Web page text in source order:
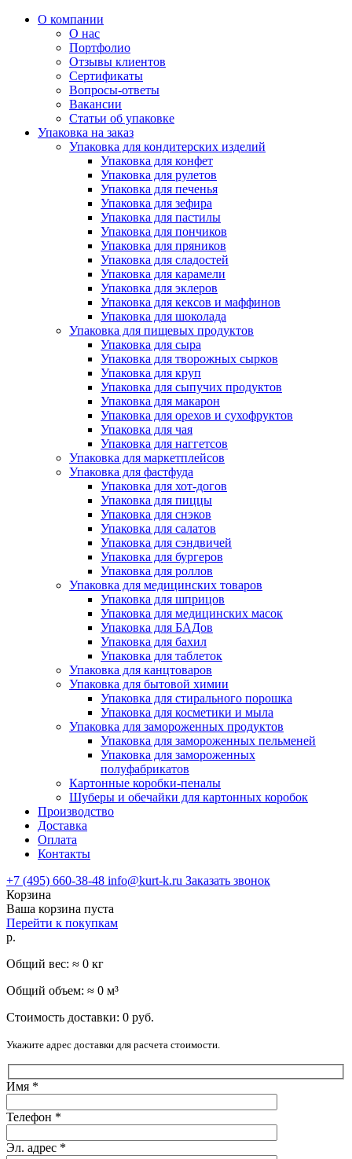
О компании
О нас
Портфолио
Отзывы клиентов
Сертификаты
Вопросы-ответы
Вакансии
Статьи об упаковке
Упаковка на заказ
Упаковка для кондитерских изделий
Упаковка для конфет
Упаковка для рулетов
Упаковка для печенья
Упаковка для зефира
Упаковка для пастилы
Упаковка для пончиков
Упаковка для пряников
Упаковка для сладостей
Упаковка для карамели
Упаковка для эклеров
Упаковка для кексов и маффинов
Упаковка для шоколада
Упаковка для пищевых продуктов
Упаковка для сыра
Упаковка для творожных сырков
Упаковка для круп
Упаковка для сыпучих продуктов
Упаковка для макарон
Упаковка для орехов и сухофруктов
Упаковка для чая
Упаковка для наггетсов
Упаковка для маркетплейсов
Упаковка для фастфуда
Упаковка для хот-догов
Упаковка для пиццы
Упаковка для снэков
Упаковка для салатов
Упаковка для сэндвичей
Упаковка для бургеров
Упаковка для роллов
Упаковка для медицинских товаров
Упаковка для шприцов
Упаковка для медицинских масок
Упаковка для БАДов
Упаковка для бахил
Упаковка для таблеток
Упаковка для канцтоваров
Упаковка для бытовой химии
Упаковка для стирального порошка
Упаковка для косметики и мыла
Упаковка для замороженных продуктов
Упаковка для замороженных пельменей
Упаковка для замороженных
полуфабрикатов
Картонные коробки-пеналы
Шуберы и обечайки для картонных коробок
Производство
Доставка
Оплата
Контакты
+7 (495) 660-38-48 info@kurt-k.ru Заказать звонок
Корзина
Ваша корзина пуста
Перейти к покупкам
р.
Общий вес: ≈ 0 кг
Общий объем: ≈ 0 м³
Стоимость доставки: 0 руб.
Укажите адрес доставки для расчета стоимости.
Имя *
Телефон *
Эл. адрес *